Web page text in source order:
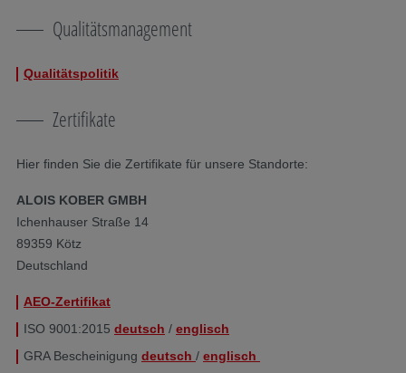
Qualitätsmanagement
Qualitätspolitik
Zertifikate
Hier finden Sie die Zertifikate für unsere Standorte:
ALOIS KOBER GMBH
Ichenhauser Straße 14
89359 Kötz
Deutschland
AEO-Zertifikat
ISO 9001:2015 deutsch / englisch
GRA Bescheinigung deutsch / englisch